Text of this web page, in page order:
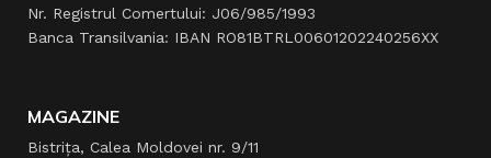
Nr. Registrul Comertului: J06/985/1993
Banca Transilvania: IBAN RO81BTRL00601202240256XX
MAGAZINE
Bistrița, Calea Moldovei nr. 9/11